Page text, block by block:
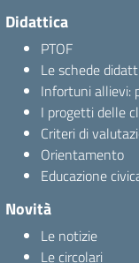
Didattica
PTOF
Le schede
Infortuni allievi:
I progetti delle
Criteri di
Orientamento
Educazione
Novità
Le notizie
Le circolari